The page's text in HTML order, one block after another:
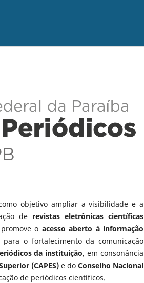
objetivo ampliar a visibilidade e a
de revistas eletrônicas científicas
o acesso aberto à informação
o fortalecimento da comunicação
da instituição, em consonância
(CAPES)e do Conselho Nacional
de periódicos científicos.